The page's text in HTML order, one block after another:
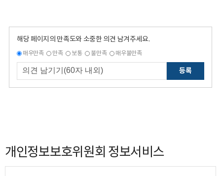
해당 페이지의 만족도와 소중한 의견 남겨주세요.
매우만족 만족 보통 불만족 매우불만족
등록
개인정보보호위원회 정보서비스